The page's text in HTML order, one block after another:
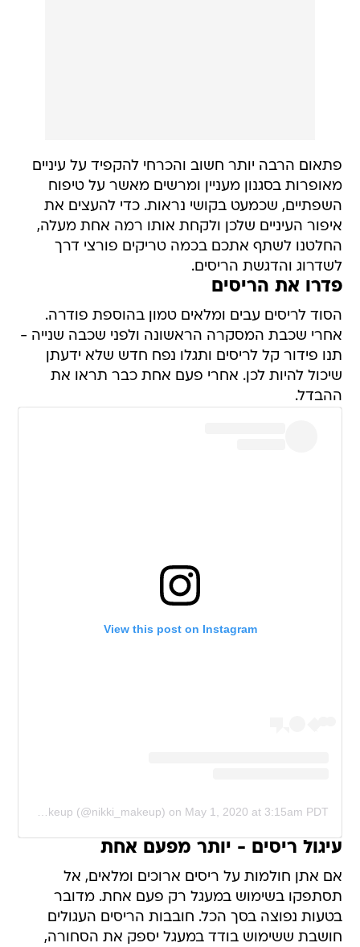
פתאום הרבה יותר חשוב והכרחי להקפיד על עיניים
מאופרות בסגנון מעניין ומרשים מאשר על טיפוח
השפתיים, שכמעט בקושי נראות. כדי להעצים את
איפור העיניים שלכן ולקחת אותו רמה אחת מעלה,
החלטנו לשתף אתכם בכמה טריקים פורצי דרך
לשדרוג והדגשת הריסים.
פדרו את הריסים
הסוד לריסים עבים ומלאים טמון בהוספת פודרה.
אחרי שכבת המסקרה הראשונה ולפני שכבה שנייה -
תנו פידור קל לריסים ותגלו נפח חדש שלא ידעתן
שיכול להיות לכן. אחרי פעם אחת כבר תראו את
ההבדל.
View this post on Instagram
on May 1, 2020 at 3:15am PDT
עיגול ריסים - יותר מפעם אחת
אם אתן חולמות על ריסים ארוכים ומלאים, אל
תסתפקו בשימוש במעגל רק פעם אחת. מדובר
בטעות נפוצה בסך הכל. חובבות הריסים העגולים
חושבת ששימוש בודד במעגל יספק את הסחורה,